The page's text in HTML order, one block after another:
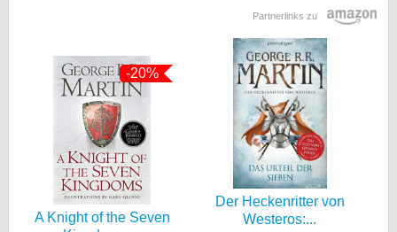
Partnerlinks zu
-20%
A Knight of the Seven
Der Heckenritter von
Westeros:...